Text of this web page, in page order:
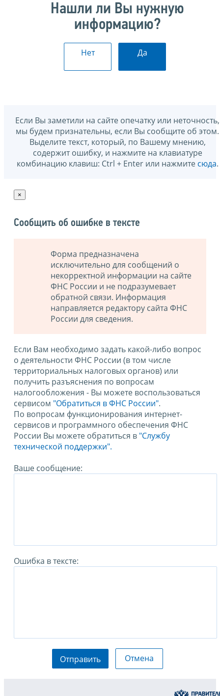
Нашли ли Вы нужную
информацию?
Нет Да
Если Вы заметили на сайте опечатку или неточность,
мы будем признательны, если Вы сообщите об этом.
Выделите текст, который, по Вашему мнению,
содержит ошибку, и нажмите на клавиатуре
комбинацию клавиш: Ctrl + Enter или нажмите сюда.
×
Сообщить об ошибке в тексте
Форма предназначена
исключительно для сообщений о
некорректной информации на сайте
ФНС России и не подразумевает
обратной связи. Информация
направляется редактору сайта ФНС
России для сведения.
Если Вам необходимо задать какой-либо вопрос
о деятельности ФНС России (в том числе
территориальных налоговых органов) или
получить разъяснения по вопросам
налогообложения - Вы можете воспользоваться
сервисом "Обратиться в ФНС России".
По вопросам функционирования интернет-
сервисов и программного обеспечения ФНС
России Вы можете обратиться в "Службу
технической поддержки".
Ваше сообщение:
Ошибка в тексте:
Отправить Отмена